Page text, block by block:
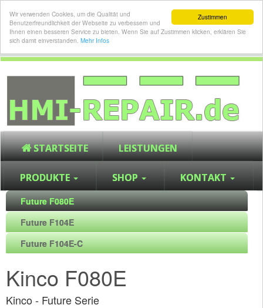
Zustimmen
Wir verwenden Cookies, um die Qualität und
Benutzerfreundlichkeit der Webseite zu verbessern und
Ihnen einen besseren Service zu bieten. Wenn Sie auf Zustimmen klicken, erklären Sie
sich damit einverstanden. Mehr Infos
STARTSEITE LEISTUNGEN
PRODUKTE SHOP KONTAKT
Future F080E
Future F104E
Future F104E-C
Kinco F080E
Kinco - Future Serie